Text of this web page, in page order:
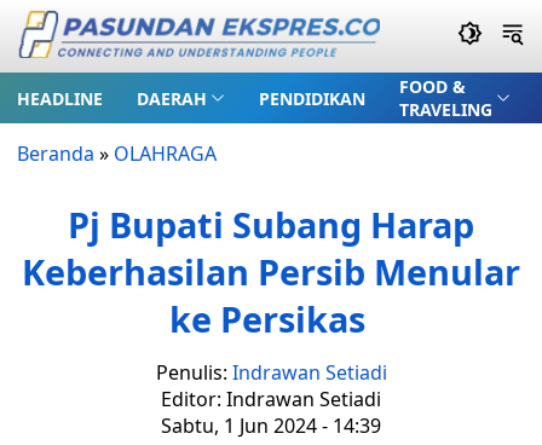
HEADLINE DAERAH PENDIDIKAN
FOOD &
TRAVELING
Beranda » OLAHRAGA
Pj Bupati Subang Harap
Keberhasilan Persib Menular
ke Persikas
Penulis: Indrawan Setiadi
Editor: Indrawan Setiadi
Sabtu, 1 Jun 2024 - 14:39